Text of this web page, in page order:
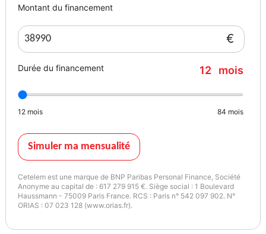
mails sans numéro de téléphone ne seront pas traités. PAS
D'ECHANGE NI REPRISE.
Garantie :.
BLEU NOIR
200
Montant du financement
€
Durée du financement 12 mois
12 mois 84 mois
Simuler ma mensualité
Cetelem est une marque de BNP Paribas Personal Finance, Société
Anonyme au capital de : 617 279 915 €. Siège social : 1 Boulevard
Haussmann - 75009 Paris France. RCS : Paris n° 542 097 902. N°
ORIAS : 07 023 128 (www.orias.fr).